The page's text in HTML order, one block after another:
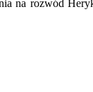
rozwód